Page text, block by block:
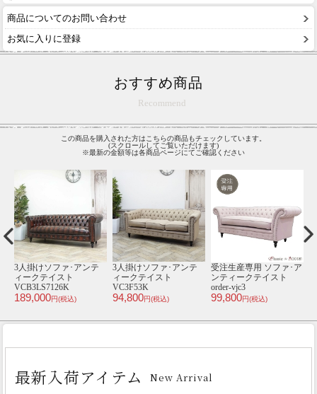
商品についてのお問い合わせ
お気に入りに登録
おすすめ商品
Recommend
この商品を購入された方はこちらの商品もチェックしています。
(スクロールしてご覧いただけます)
※最新の金額等は各商品ページにてご確認ください
3人掛けソファ･アンテ
ィークテイスト
VC3F260K
94,800円(税込)
3人掛けソファ･アンテ
ィークテイスト
VC3F254K
94,800円(税込)
本革3人掛けソファ･ア
ンティークテイスト
SA-915-3-L5
295,000円(税込)